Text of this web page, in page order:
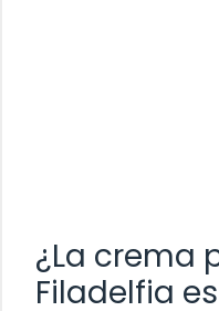
¿La crema
Filadelfia